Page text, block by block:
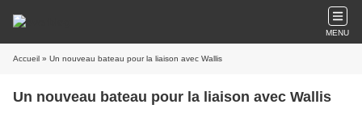
MENU
Accueil » Un nouveau bateau pour la liaison avec Wallis
Un nouveau bateau pour la liaison avec Wallis